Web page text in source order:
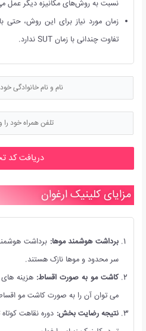
نسبت به روش‌های مکانیزه دیگر عمل
زمان مورد نیاز برای این روش، حتی
تفاوت چندانی با زمان SUT ندارد.
دریافت کد
مزایای کلینیک ارغوان
برداشت هوشمند موها:برداشت
سر محدود و موها نازک هستند.
کاشت مو به صورت اقساط:هزینه های
می توان آن را به صورت کاشت مو
نتیجه رضایت بخش:دوره نقاهت کوتاه